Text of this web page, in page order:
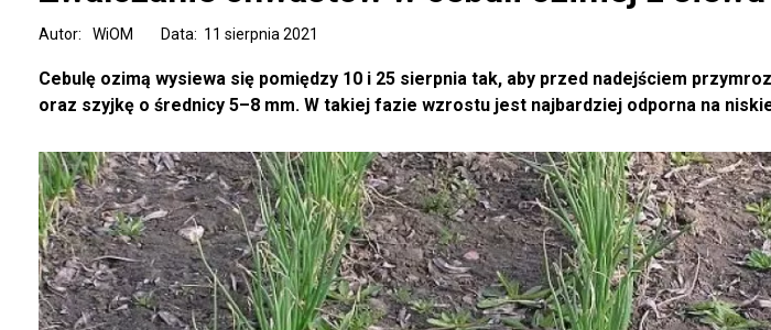
Data: 11 sierpnia 2021
Autor: WiOM
Cebulę ozimą wysiewa się pomiędzy 10 i 25 sierpnia tak, aby przed nadejściem
oraz szyjkę o średnicy 5–8 mm. W takiej fazie wzrostu jest najbardziej odporna na